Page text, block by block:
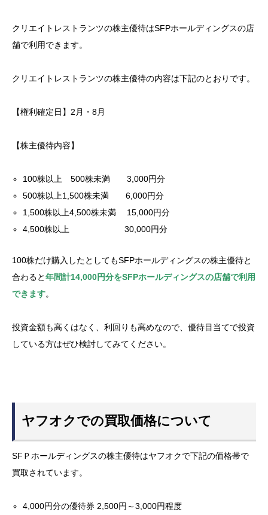
クリエイトレストランツの株主優待はSFPホールディングスの店
舗で利用できます。
クリエイトレストランツの株主優待の内容は下記のとおりです。
【権利確定日】2月・8月
【株主優待内容】
100株以上 500株未満 3,000円分
500株以上1,500株未満 6,000円分
1,500株以上4,500株未満 15,000円分
4,500株以上 30,000円分
100株だけ購入したとしてもSFPホールディングスの株主優待と
合わると年間計14,000円分をSFPホールディングスの店舗で利用
できます。
投資金額も高くはなく、利回りも高めなので、優待目当てで投資
している方はぜひ検討してみてください。
ヤフオクでの買取価格について
SFＰホールディングスの株主優待はヤフオクで下記の価格帯で
買取されています。
4,000円分の優待券 2,500円～3,000円程度